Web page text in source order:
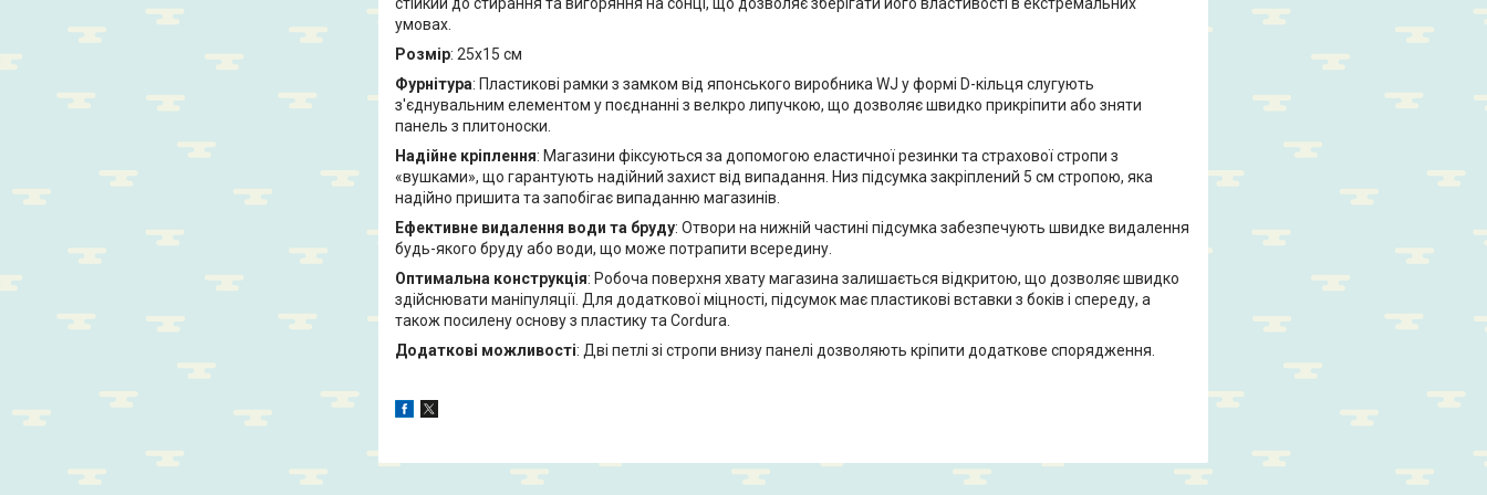
умовах.
Розмір: 25х15 см
Фурнітура: Пластикові рамки з замком від японського виробника WJ у формі D-кільця слугують
з'єднувальним елементом у поєднанні з велкро липучкою, що дозволяє швидко прикріпити або зняти
панель з плитоноски.
Надійне кріплення: Магазини фіксуються за допомогою еластичної резинки та страхової стропи з
«вушками», що гарантують надійний захист від випадання. Низ підсумка закріплений 5 см стропою, яка
надійно пришита та запобігає випаданню магазинів.
Ефективне видалення води та бруду: Отвори на нижній частині підсумка забезпечують швидке видалення
будь-якого бруду або води, що може потрапити всередину.
Оптимальна конструкція: Робоча поверхня хвату магазина залишається відкритою, що дозволяє швидко
здійснювати маніпуляції. Для додаткової міцності, підсумок має пластикові вставки з боків і спереду, а
також посилену основу з пластику та Cordura.
Додаткові можливості: Дві петлі зі стропи внизу панелі дозволяють кріпити додаткове спорядження.